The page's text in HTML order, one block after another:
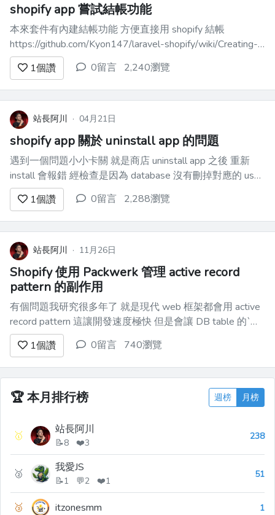
shopify app 嘗試結帳功能
本來套件有內建結帳功能 方便直接用 shopify 結帳
https://github.com/Kyon147/laravel-shopify/wiki/Creating-
a-Billable-App 但因為 shopify 審核政策一直在變 我不確定
UI 方面是否還能通過 如果...
1個讚 0留言 2,240瀏覽
站長阿川 · 04月21日
shopify app 關於 uninstall app 的問題
遇到一個問題小小卡關 就是商店 uninstall app 之後 重新
install 會報錯 經檢查是因為 database 沒有刪掉對應的 user
row 需要去串接 webhook 接收 shopify 的通知才行 --- 套件
文件有提到這塊 https:...
1個讚 0留言 2,288瀏覽
站長阿川 · 11月26日
Shopify 使用 Packwerk 管理 active record
pattern 的副作用
有個問題我研究很多年了 就是現代 web 框架都會用 active
record pattern 這讓開發速度極快 但是會讓 DB table 的`讀
取/更新`散落在所有地方 讓各個系統的`邊界 boundary`難以
劃分 （中小團隊或許覺得還好 但人數多起來 會非常需要系
統...
1個讚 0留言 740瀏覽
🏆本月排行榜 週榜 月榜
🥇 站長阿川
📝8 ❤️3
238
🥈 我愛JS
📝1 💬2 ❤️1
51
🥉 itzonesmm 1